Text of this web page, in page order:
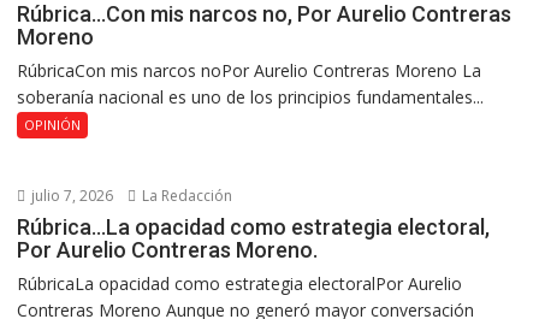
Rúbrica…Con mis narcos no, Por Aurelio Contreras
Moreno
RúbricaCon mis narcos noPor Aurelio Contreras Moreno La
soberanía nacional es uno de los principios fundamentales...
OPINIÓN
julio 7, 2026 La Redacción
Rúbrica…La opacidad como estrategia electoral,
Por Aurelio Contreras Moreno.
RúbricaLa opacidad como estrategia electoralPor Aurelio
Contreras Moreno Aunque no generó mayor conversación